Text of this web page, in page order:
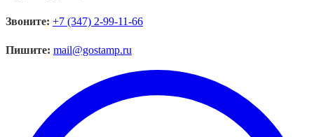
Звоните: +7 (347) 2-99-11-66
Пишите: mail@gostamp.ru